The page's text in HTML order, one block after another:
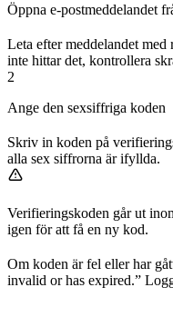
Öppna e-postmeddelandet
Leta efter meddelandet
inte hittar det, kontrollera
2
Ange den sexsiffriga koden
Skriv in koden på
alla sex siffrorna är ifyllda.
Verifieringskoden går ut
igen för att få en ny kod.
Om koden är fel eller har
invalid or has expired.”